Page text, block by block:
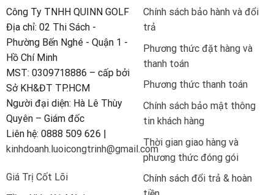
Công Ty TNHH QUINN GOLF
Địa chỉ: 02 Thi Sách -
Phường Bến Nghé - Quận 1 -
Hồ Chí Minh
MST: 0309718886 – cấp bởi
Sở KH&ĐT TP.HCM
Người đại diện: Hà Lê Thùy
Quyên – Giám đốc
Liên hệ: 0888 509 626 |
kinhdoanh.luoicongtrinh@gmail.com
Giá Trị Cốt Lõi
Chính sách bảo hành và đổi
trả
Phương thức đặt hàng và
thanh toán
Phương thức thanh toán
Chính sách bảo mật thông
tin khách hàng
Thời gian giao hàng và
phương thức đóng gói
Chính sách đổi trả & hoàn